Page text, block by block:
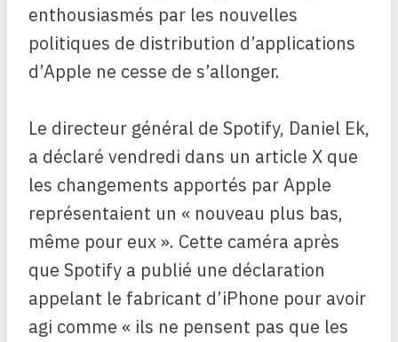
enthousiasmés par les nouvelles
politiques de distribution d’applications
d’Apple ne cesse de s’allonger.
Le directeur général de Spotify, Daniel Ek,
a déclaré vendredi dans un article X que
les changements apportés par Apple
représentaient un « nouveau plus bas,
même pour eux ». Cette caméra après
que Spotify a publié une déclaration
appelant le fabricant d’iPhone pour avoir
agi comme « ils ne pensent pas que les